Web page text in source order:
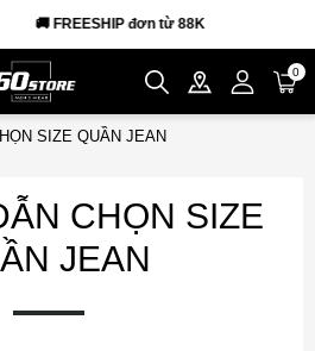
🚚 FREESHIP đơn từ 88K
0
SIZE QUẦN JEAN
CHỌN SIZE
JEAN